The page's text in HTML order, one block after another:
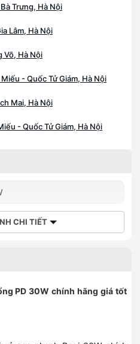
Trưng, Hà Nội
Lâm, Hà Nội
Võ, Hà Nội
- Quốc Tử Giám, Hà Nội
Mai, Hà Nội
- Quốc Tử Giám, Hà Nội
Hà Nội
Hưng, Hà Nội
Phường Đông Ngạc, Hà Nội
CHI TIẾT
PD 30W chính hãng giá tốt